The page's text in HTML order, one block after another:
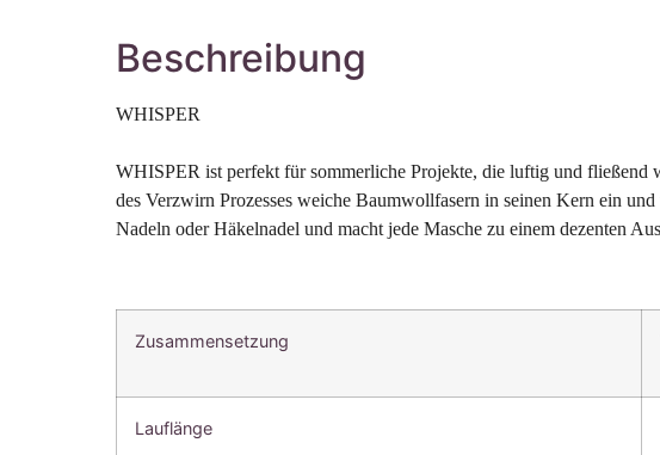
Beschreibung
WHISPER
WHISPER ist perfekt für sommerliche Projekte, die luftig und fließend
des Verzwirn Prozesses weiche Baumwollfasern in seinen Kern ein
Nadeln oder Häkelnadel und macht jede Masche zu einem dezenten
Zusammensetzung
Lauflänge